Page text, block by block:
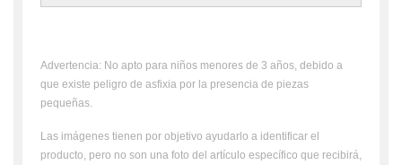
Advertencia: No apto para niños menores de 3 años, debido a
que existe peligro de asfixia por la presencia de piezas
pequeñas.
Las imágenes tienen por objetivo ayudarlo a identificar el
producto, pero no son una foto del artículo específico que recibirá,